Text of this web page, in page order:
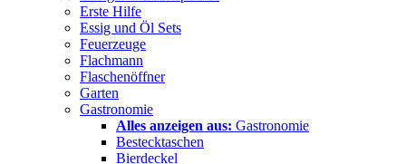
Erste Hilfe
Essig und Öl Sets
Feuerzeuge
Flachmann
Flaschenöffner
Garten
Gastronomie
Alles anzeigen aus: Gastronomie
Bestecktaschen
Bierdeckel